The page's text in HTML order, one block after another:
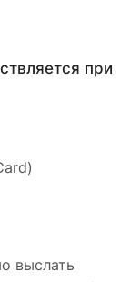
при
выслать